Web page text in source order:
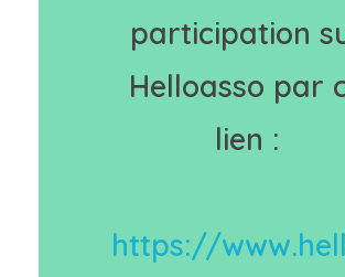
participation
Helloasso par
lien :
https://